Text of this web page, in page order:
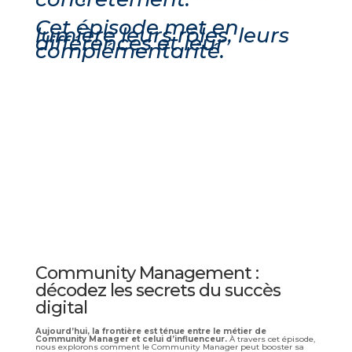
Cet épisode met en
lumière leurs rôles, leurs
différences et leur
complémentarité.
Community Management :
décodez les secrets du succès
digital​
Aujourd’hui, la frontière est ténue entre le métier de
Community Manager et celui d’influenceur.À travers cet épisode,
nous explorons comment le Community Manager peut booster sa